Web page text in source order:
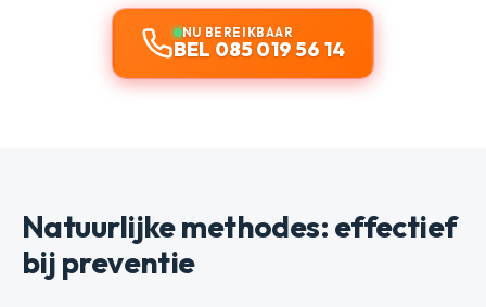
NU BEREIKBAAR
BEL 085 019 56 14
Natuurlijke methodes: effectief
bij preventie